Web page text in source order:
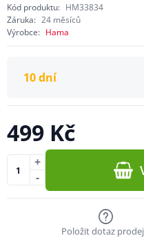
Kód produktu: HM33834
Záruka: 24 měsíců
Výrobce: Hama
10 dní
499 Kč
-
+
Položit dotaz